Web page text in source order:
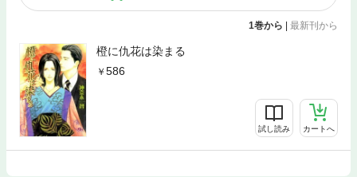
1巻から 最新刊から
橙に仇花は染まる
586
試し読み カートへ